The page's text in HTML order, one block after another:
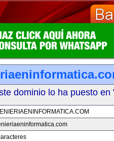
dominio lo ha puesto en